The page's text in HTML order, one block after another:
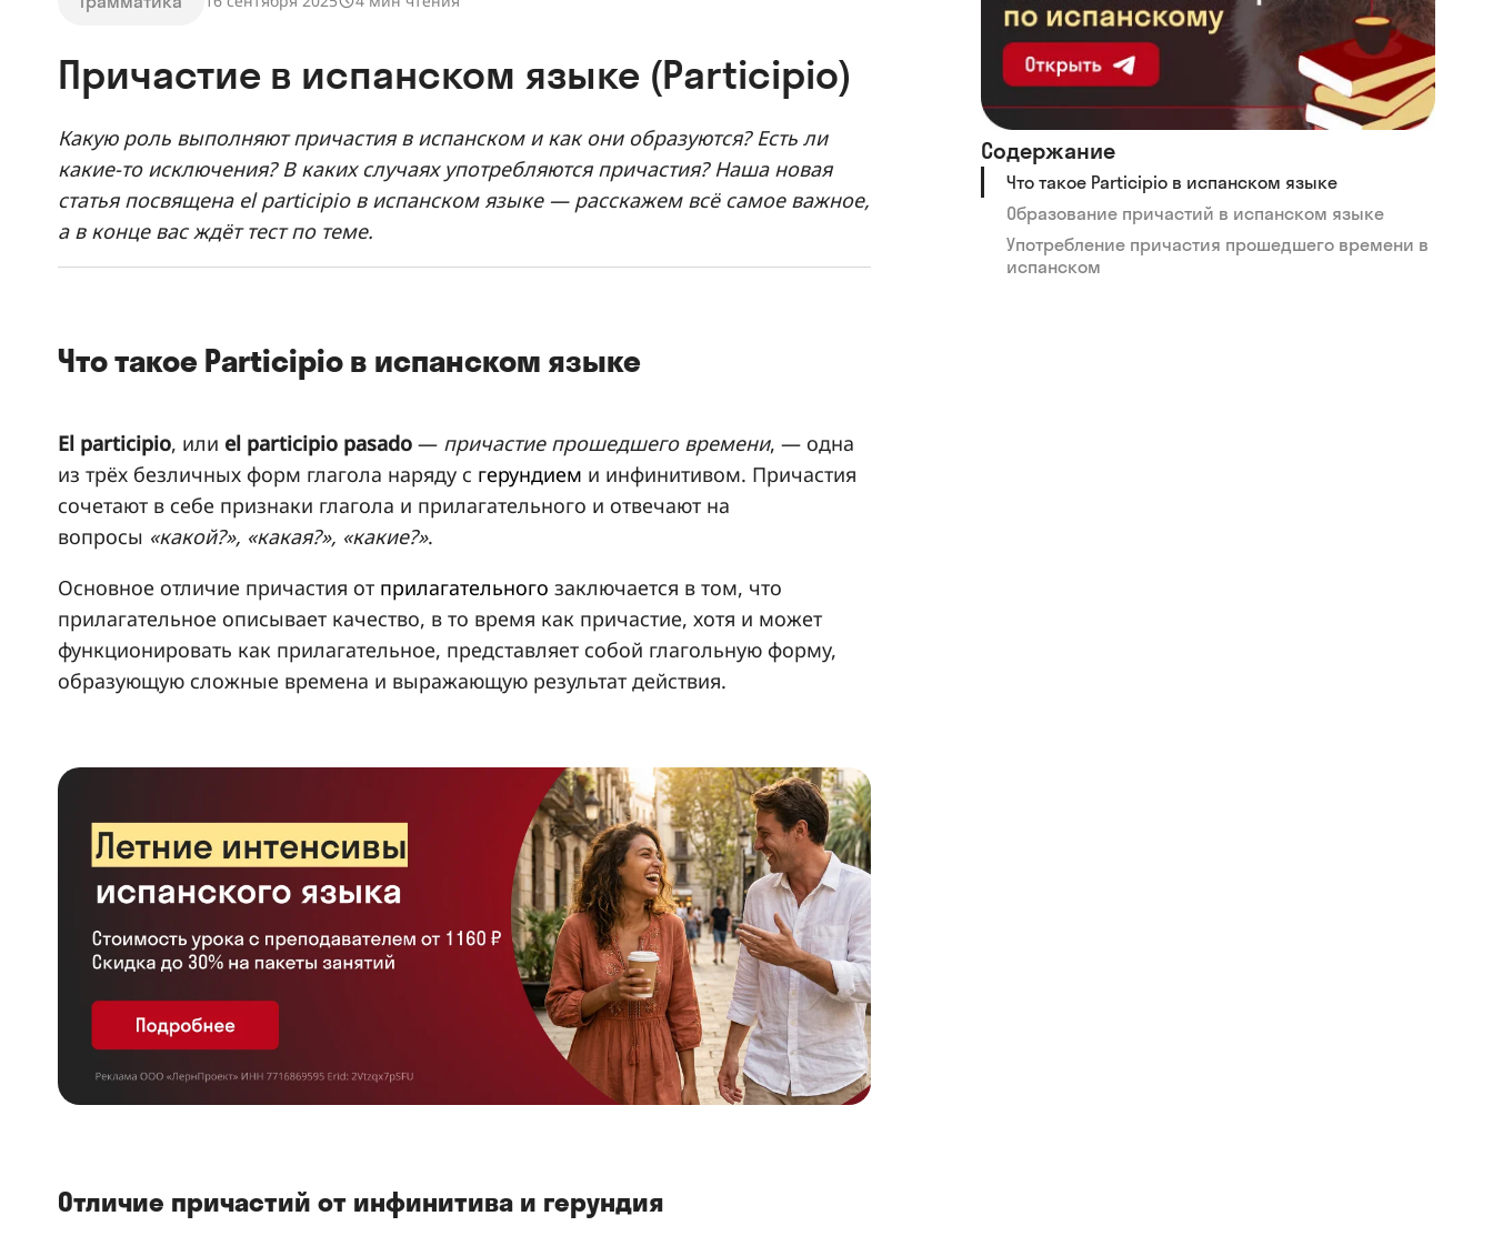
Причастие в испанском языке (Participio)
Какую роль выполняют причастия в испанском и как они образуются? Есть ли
какие-то исключения? В каких случаях употребляются причастия? Наша новая
статья посвящена el participio в испанском языке — расскажем всё самое важное,
а в конце вас ждёт тест по теме.
Что такое Participio в испанском языке
El participio, или el participio pasado — причастие прошедшего времени, — одна
из трёх безличных форм глагола наряду с герундием и инфинитивом. Причастия
сочетают в себе признаки глагола и прилагательного и отвечают на
вопросы «какой?», «какая?», «какие?».
Основное отличие причастия от прилагательного заключается в том, что
прилагательное описывает качество, в то время как причастие, хотя и может
функционировать как прилагательное, представляет собой глагольную форму,
образующую сложные времена и выражающую результат действия.
Отличие причастий от инфинитива и герундия
Содержание
Что такое Participio в испанском языке
Образование причастий в испанском языке
Употребление причастия прошедшего времени в
испанском